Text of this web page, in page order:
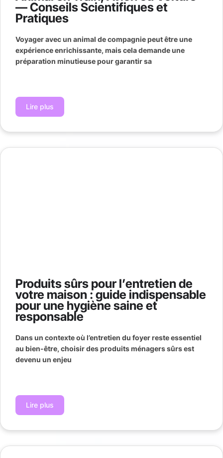
— Conseils Scientifiques et
Pratiques
Voyager avec un animal de compagnie peut être une
expérience enrichissante, mais cela demande une
préparation minutieuse pour garantir sa
Lire plus
Produits sûrs pour l’entretien de
votre maison : guide indispensable
pour une hygiène saine et
responsable
Dans un contexte où l’entretien du foyer reste essentiel
au bien-être, choisir des produits ménagers sûrs est
devenu un enjeu
Lire plus